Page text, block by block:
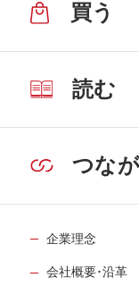
買う
読む
つな
企業理念
会社概要･沿革